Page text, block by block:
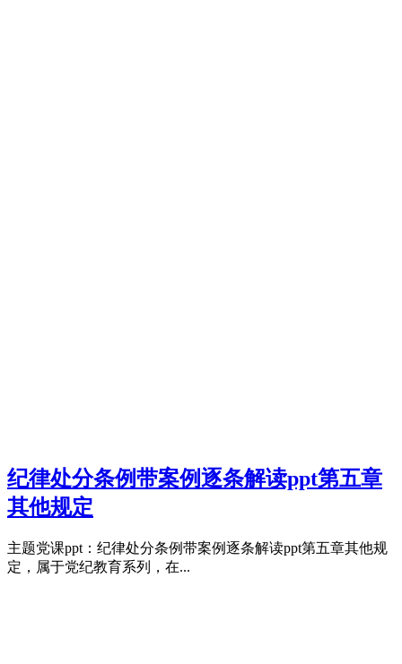
纪律处分条例带案例逐条解读ppt第五章
其他规定
主题党课ppt：纪律处分条例带案例逐条解读ppt第五章其他规
定，属于党纪教育系列，在...